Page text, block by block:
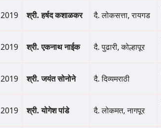
2019 श्री. हर्षद कशाळकर दै. लोकसत्ता, रायगड
2019 श्री. एकनाथ नाईक दै. पुढारी, कोल्हापूर
2019 श्री. जयंत सोनोने दै. दिव्यमराठी
2019 श्री. योगेश पांडे दै. लोकमत, नागपूर